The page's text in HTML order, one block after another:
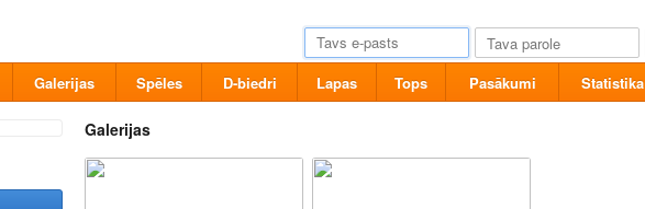
Galerijas Spēles D-biedri Lapas Tops Pasākumi Statistika
Galerijas